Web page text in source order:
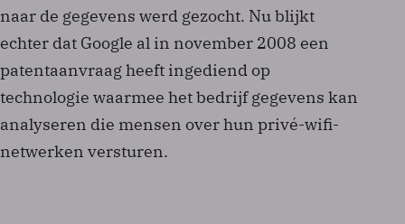
naar de gegevens werd gezocht. Nu blijkt
echter dat Google al in november 2008 een
patentaanvraag heeft ingediend op
technologie waarmee het bedrijf gegevens kan
analyseren die mensen over hun privé-wifi-
netwerken versturen.